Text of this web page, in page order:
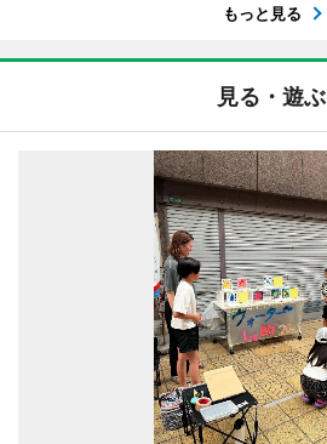
もっと見る
見る・遊ぶ